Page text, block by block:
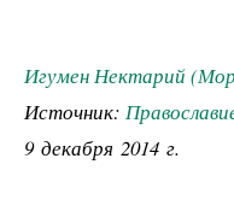
Игумен Нектарий
Источник:
9 декабря 2014 г.